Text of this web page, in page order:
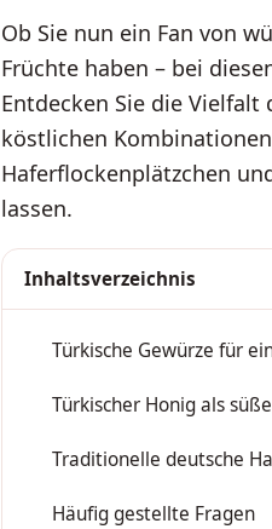
Ob Sie nun ein Fan von
Früchte haben – bei
Entdecken Sie die Vielfalt
köstlichen
Haferflockenplätzchen
lassen.
Inhaltsverzeichnis
Türkische Gewürze für
Türkischer Honig als
Traditionelle deutsche
Häufig gestellte Fragen